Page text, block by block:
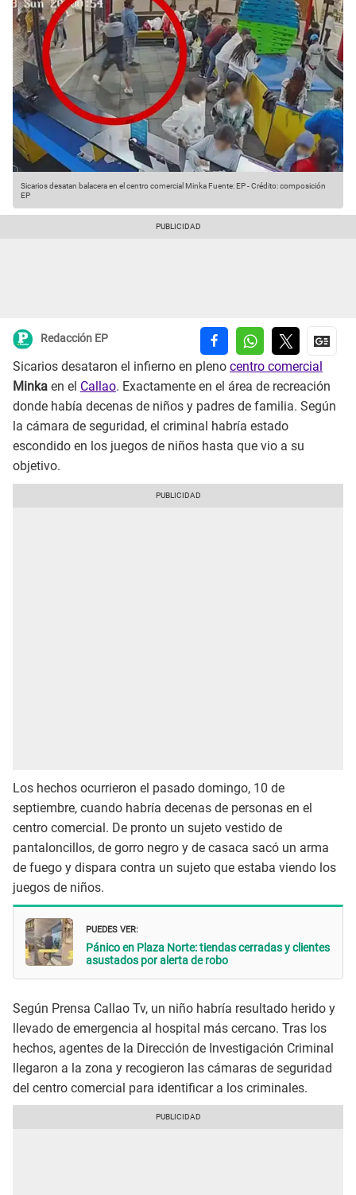
Sicarios desatan balacera en el centro comercial MinkaFuente: EP-Crédito: composición
EP
Redacción EP
Sicarios desataron el infierno en pleno centro comercial
Minka en el Callao. Exactamente en el área de recreación
donde había decenas de niños y padres de familia. Según
la cámara de seguridad, el criminal habría estado
escondido en los juegos de niños hasta que vio a su
objetivo.
Los hechos ocurrieron el pasado domingo, 10 de
septiembre, cuando habría decenas de personas en el
centro comercial. De pronto un sujeto vestido de
pantaloncillos, de gorro negro y de casaca sacó un arma
de fuego y dispara contra un sujeto que estaba viendo los
juegos de niños.
PUEDES VER:
Pánico en Plaza Norte: tiendas cerradas y clientes
asustados por alerta de robo
Según Prensa Callao Tv, un niño habría resultado herido y
llevado de emergencia al hospital más cercano. Tras los
hechos, agentes de la Dirección de Investigación Criminal
llegaron a la zona y recogieron las cámaras de seguridad
del centro comercial para identificar a los criminales.